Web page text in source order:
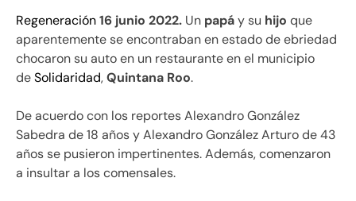
Regeneración16 junio 2022. Un papáy su hijo que
aparentemente se encontraban en estado de ebriedad
chocaron su auto en un restaurante en el municipio
deSolidaridad,Quintana Roo.
De acuerdo con los reportes Alexandro González
Sabedra de 18 años y Alexandro González Arturo de 43
años se pusieron impertinentes. Además, comenzaron
a insultar a los comensales.